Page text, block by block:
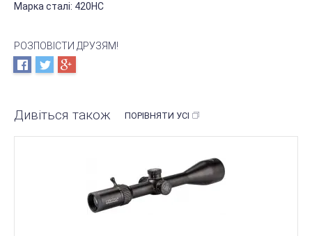
Марка сталі: 420HC
РОЗПОВІСТИ ДРУЗЯМ!
Дивіться також ПОРІВНЯТИ УСІ